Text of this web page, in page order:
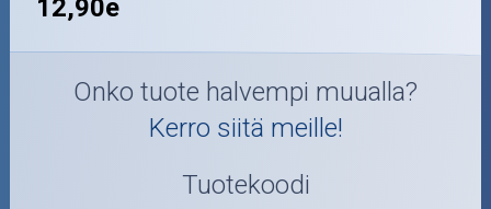
12,90e
Onko tuote halvempi muualla?
Kerro siitä meille!
Tuotekoodi